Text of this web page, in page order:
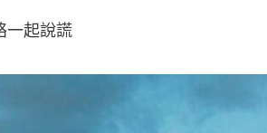
一起說謊